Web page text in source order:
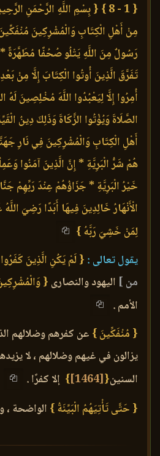
{ 1 - 8 }
{ بِسْمِ اللَّهِ الرَّحْمَنِ
مِنْ أَهْلِ الْكِتَابِ وَالْمُشْرِكِينَ
رَسُولٌ مِنَ اللَّهِ يَتْلُو صُحُفًا مُطَهَّرَةً
تَفَرَّقَ الَّذِينَ أُوتُوا الْكِتَابَ إِلَّا مِنْ
أُمِرُوا إِلَّا لِيَعْبُدُوا اللَّهَ مُخْلِصِينَ لَهُ
الصَّلَاةَ وَيُؤْتُوا الزَّكَاةَ وَذَلِكَ دِينُ
أَهْلِ الْكِتَابِ وَالْمُشْرِكِينَ فِي نَارِ
هُمْ شَرُّ الْبَرِيَّةِ * إِنَّ الَّذِينَ آمَنُوا
خَيْرُ الْبَرِيَّةِ * جَزَاؤُهُمْ عِنْدَ رَبِّهِمْ
الْأَنْهَارُ خَالِدِينَ فِيهَا أَبَدًا رَضِيَ
لِمَنْ خَشِيَ رَبَّهُ }
يقول تعالى : { لَمْ يَكُنِ الَّذِينَ
من ] اليهود والنصارى {
الأمم .
{ مُنْفَكِّينَ }عن كفرهم وضلالهم
يزالون في غيهم وضلالهم ، لا
السنين{
[1464]
} إلا كفرًا .
{ حَتَّى تَأْتِيَهُمُ الْبَيِّنَةُ } الواضحة ،